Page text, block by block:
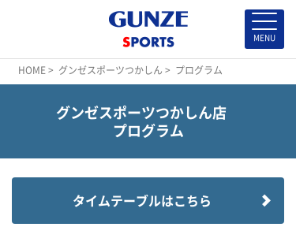
HOME> グンゼスポーツつかしん > プログラム
グンゼスポーツつかしん店
プログラム
タイムテーブルはこちら